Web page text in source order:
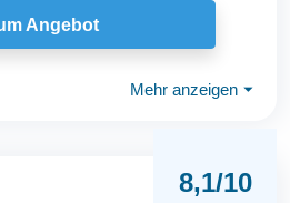
Angebot
Mehr anzeigen ⏷
8,1/10